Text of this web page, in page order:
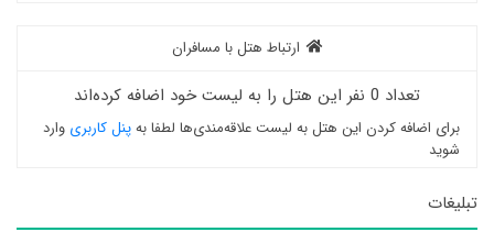
ارتباط هتل با مسافران
تعداد 0 نفر این هتل را به لیست خود اضافه کرده‌اند
برای اضافه کردن این هتل به لیست علاقه‌مندی‌ها لطفا بهپنل کاربری وارد
شوید
تبلیغات